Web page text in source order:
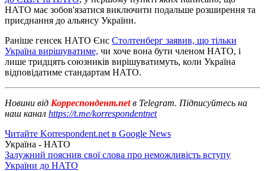
НАТО має зобов'язатися виключити подальше розширення та
приєднання до альянсу України.
Раніше генсек НАТО Єнс Столтенберг заявив, що тільки
Україна вирішуватиме, чи хоче вона бути членом НАТО, і
лише тридцять союзників вирішуватимуть, коли Україна
відповідатиме стандартам НАТО.
Новини від Корреспондент.netв Telegram. Підписуйтесь на
наш канал https://t.me/korrespondentnet
Читайте Korrespondent.net в Google News
Україна - НАТО
Залужний пояснив свої слова про неможливість вступу
України до НАТО